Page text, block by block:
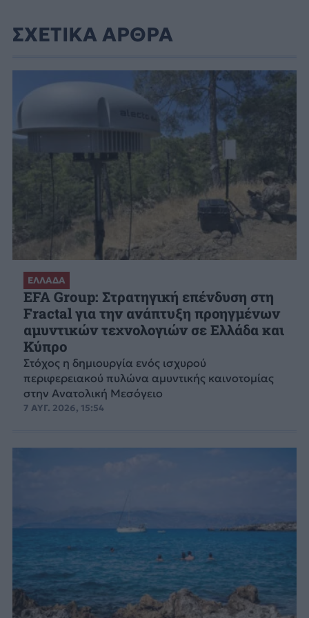
ΣΧΕΤΙΚΑ ΑΡΘΡΑ
ΕΛΛΑΔΑ
EFA Group: Στρατηγική επένδυση στη
Fractal για την ανάπτυξη προηγμένων
αμυντικών τεχνολογιών σε Ελλάδα και
Κύπρο
Στόχος η δημιουργία ενός ισχυρού
περιφερειακού πυλώνα αμυντικής καινοτομίας
στην Ανατολική Μεσόγειο
7 ΑΥΓ. 2026, 15:54